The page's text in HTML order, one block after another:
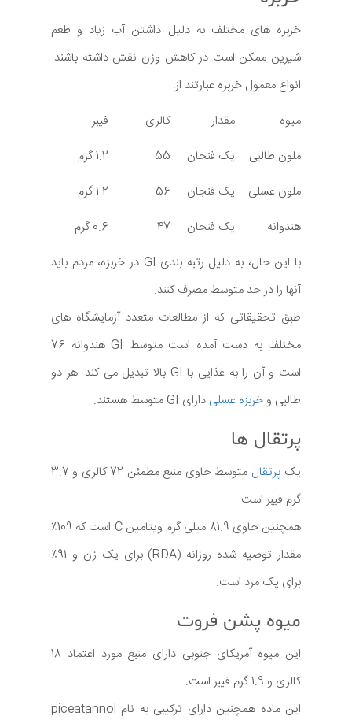
خربزه های مختلف به دلیل داشتن آب زیاد و طعم
شیرین ممکن است در کاهش وزن نقش داشته باشند.
انواع معمول خربزه عبارتند از:
میوه
مقدار کالری
فیبر
ملون طالبی
یک فنجان 55
1.2 گرم
ملون عسلی
یک فنجان 56
1.2 گرم
هندوانه
یک فنجان 47
0.6 گرم
با این حال، به دلیل رتبه بندی GI در خربزه، مردم باید
آنها را در حد متوسط مصرف کنند.
طبق تحقیقاتی که از مطالعات متعدد آزمایشگاه های
مختلف به دست آمده است متوسط GI هندوانه 76
است و آن را به غذایی با GI بالا تبدیل می کند. هر دو
طالبی وخربزه عسلی دارای GI متوسط هستند.
پرتقال ها
یک پرتقال
متوسط حاوی منبع مطمئن 72 کالری و 3.7
گرم فیبر است.
همچنین حاوی 81.9 میلی گرم ویتامین C است که 109٪
مقدار توصیه شده روزانه (RDA) برای یک زن و 91٪
برای یک مرد است.
میوه پشن فروت
این میوه آمریکای جنوبی دارای منبع مورد اعتماد 18
کالری و 1.9 گرم فیبر است.
این ماده همچنین دارای ترکیبی به نام piceatannol